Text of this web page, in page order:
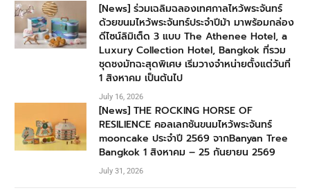
[News] ร่วมเฉลิมฉลองเทศกาลไหว้พระจันทร์
ด้วยขนมไหว้พระจันทร์ประจำปีม้า มาพร้อมกล่อง
ดีไซน์ลิมิเต็ด 3 แบบ The Athenee Hotel, a
Luxury Collection Hotel, Bangkok ที่รวม
ชุดชงมัทฉะสุดพิเศษ เริ่มวางจำหน่ายตั้งแต่วันที่
1 สิงหาคม เป็นต้นไป
July 16, 2026
[News] THE ROCKING HORSE OF
RESILIENCE คอลเลกชันขนมไหว้พระจันทร์
mooncake ประจำปี 2569 จากBanyan Tree
Bangkok 1 สิงหาคม – 25 กันยายน 2569
July 31, 2026